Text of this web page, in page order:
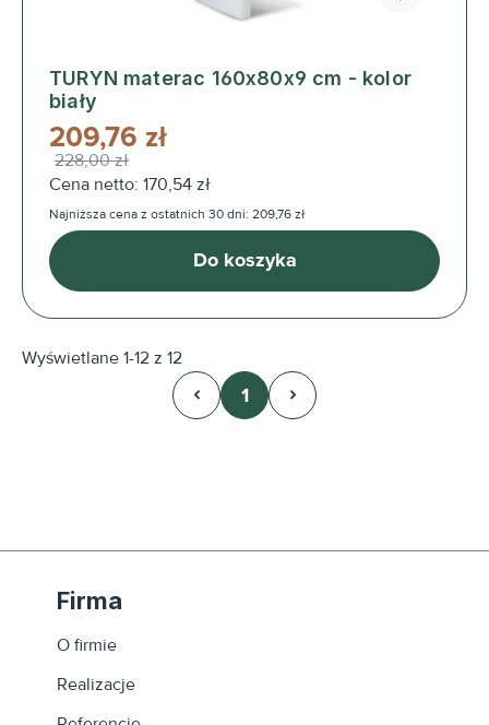
TURYN materac 160x80x9 cm - kolor
biały
209,76 zł
228,00 zł
Cena netto: 170,54 zł
Najniższa cena z ostatnich 30 dni: 209,76 zł
Do koszyka
Wyświetlane 1-12 z 12
Strona
1
Firma
O firmie
Realizacje